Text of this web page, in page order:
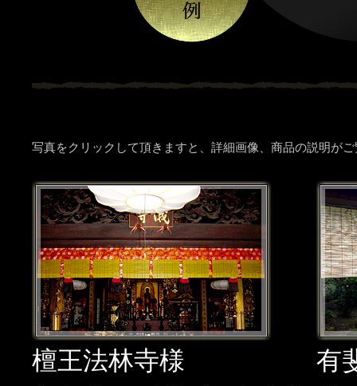
写真をクリックして頂きますと、詳細画像、商品の説明が
檀王法林寺様
有